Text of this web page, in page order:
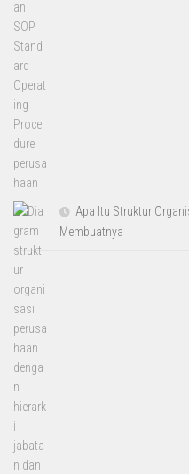
Apa Itu Struktur
Membuatnya